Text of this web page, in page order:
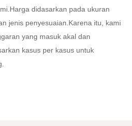
didasarkan pada ukuran
jenis penyesuaian.Karena itu, kami
yang masuk akal dan
kasus per kasus untuk